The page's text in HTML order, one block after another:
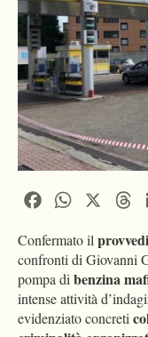
FacebookWhatsApp
Confermato il
confronti di Giovanni
pompa dibenzina
intense attività
evidenziato concreti